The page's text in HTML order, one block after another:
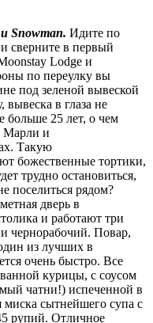
Snowman. Идите по
сверните в первый
Lodge и
по переулку вы
под зеленой вывеской
вывеска в глаза не
больше 25 лет, о чем
Марли и
Такую
божественные тортики,
трудно остановиться,
поселиться рядом?
дверь в
и работают три
чернорабочий. Повар,
из лучших в
очень быстро. Все
курицы, с соусом
чатни!) испеченной в
миска сытнейшего супа с
рупий. Отличное